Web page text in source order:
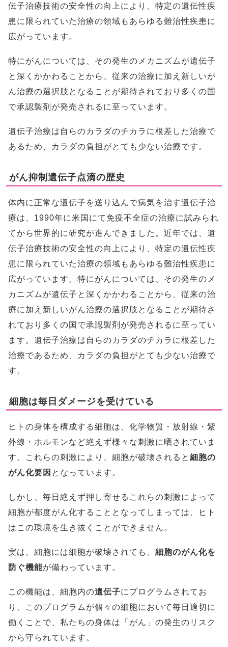
伝子治療技術の安全性の向上により、特定の遺伝性疾
患に限られていた治療の領域もあらゆる難治性疾患に
広がっています。
特にがんについては、その発生のメカニズムが遺伝子
と深くかかわることから、従来の治療に加え新しいが
ん治療の選択肢となることが期待されており多くの国
で承認製剤が発売されるに至っています。
遺伝子治療は自らのカラダのチカラに根差した治療で
あるため、カラダの負担がとても少ない治療です。
がん抑制遺伝子点滴の歴史
体内に正常な遺伝子を送り込んで病気を治す遺伝子治
療は、1990年に米国にて免疫不全症の治療に試みられ
てから世界的に研究が進んできました。近年では、遺
伝子治療技術の安全性の向上により、特定の遺伝性疾
患に限られていた治療の領域もあらゆる難治性疾患に
広がっています。特にがんについては、その発生のメ
カニズムが遺伝子と深くかかわることから、従来の治
療に加え新しいがん治療の選択肢となることが期待さ
れており多くの国で承認製剤が発売されるに至ってい
ます。遺伝子治療は自らのカラダのチカラに根差した
治療であるため、カラダの負担がとても少ない治療で
す。
細胞は毎日ダメージを受けている
ヒトの身体を構成する細胞は、化学物質・放射線・紫
外線・ホルモンなど絶えず様々な刺激に晒されていま
す。これらの刺激により、細胞が破壊されると 細胞の
がん化要因 となっています。
しかし、毎日絶えず押し寄せるこれらの刺激によって
細胞が都度がん化することとなってしまっては、ヒト
はこの環境を生き抜くことができません。
実は、細胞には細胞が破壊されても、 細胞のがん化を
防ぐ機能が備わっています。
この機能は、細胞内の遺伝子にプログラムされてお
り、このプログラムが個々の細胞において毎日適切に
働くことで、私たちの身体は「がん」の発生のリスク
から守られています。